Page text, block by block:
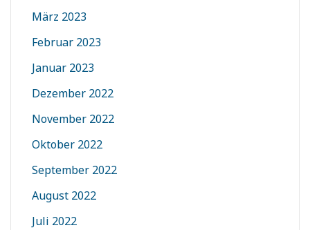
März 2023
Februar 2023
Januar 2023
Dezember 2022
November 2022
Oktober 2022
September 2022
August 2022
Juli 2022